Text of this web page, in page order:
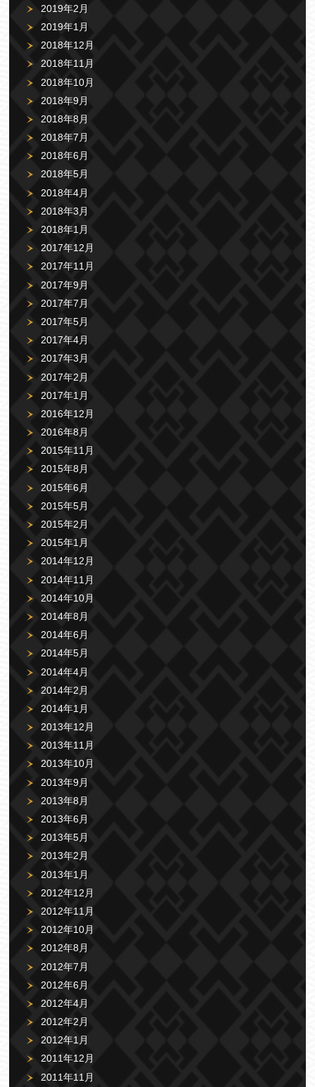
2019年2月
2019年1月
2018年12月
2018年11月
2018年10月
2018年9月
2018年8月
2018年7月
2018年6月
2018年5月
2018年4月
2018年3月
2018年1月
2017年12月
2017年11月
2017年9月
2017年7月
2017年5月
2017年4月
2017年3月
2017年2月
2017年1月
2016年12月
2016年8月
2015年11月
2015年8月
2015年6月
2015年5月
2015年2月
2015年1月
2014年12月
2014年11月
2014年10月
2014年8月
2014年6月
2014年5月
2014年4月
2014年2月
2014年1月
2013年12月
2013年11月
2013年10月
2013年9月
2013年8月
2013年6月
2013年5月
2013年2月
2013年1月
2012年12月
2012年11月
2012年10月
2012年8月
2012年7月
2012年6月
2012年4月
2012年2月
2012年1月
2011年12月
2011年11月